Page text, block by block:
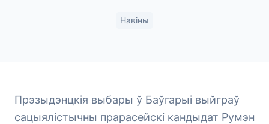
Навіны
Прэзыдэнцкія выбары ў Баўгарыі выйграў
сацыялістычны прарасейскі кандыдат Румэн